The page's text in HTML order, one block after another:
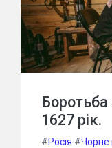
Боротьба
1627 рік.
#Росія #Чорне